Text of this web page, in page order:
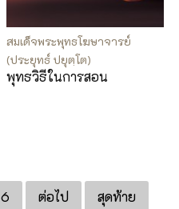
สมเด็จพระพุทธโฆษาจารย์
(ประยุทธ์ ปยุตฺโต)
พุทธวิธีในการสอน
6 ต่อไป สุดท้าย